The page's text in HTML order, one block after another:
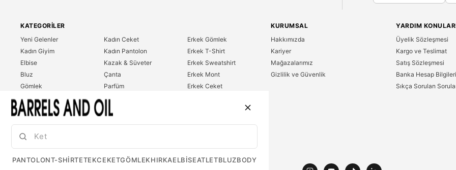
KATEGORILER
Yeni Gelenler
Kadın Giyim
Elbise
Bluz
Gömlek
T-Shirt
Sweatshirt
Kadın Ceket
Kadın Pantolon
Kazak & Süveter
Çanta
Parfüm
Erkek Giyim
Erkek Gömlek
Erkek T-Shirt
Erkek Sweatshirt
Erkek Mont
Erkek Ceket
KURUMSAL
Hakkımızda
Kariyer
Mağazalarımız
Gizlilik ve Güvenlik
YARDIM
Üyelik Sözleşmesi
Kargo ve Teslimat
Satış Sözleşmesi
Banka Hesap Bilgileri
Sıkça Sorulan
PANTOLONT-SHIRTETEKCEKETGÖMLEKHIRKAELBISEATLETBLUZBODY